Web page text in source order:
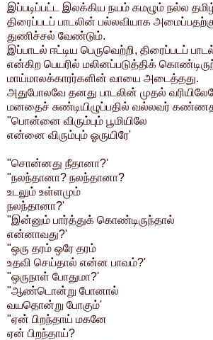
இப்படிப்பட்ட இலக்கிய நயம் கமழும் நல்ல
திரைப்படப் பாடலின் பல்லவியாக
துணிச்சல் வேண்டும்.
இப்பாடல் ஈட்டிய பெருவெற்றி, திரைப்படப்
என்கிற பெயரில் மலினப்படுத்திக்
மாய்மாலக்காரர்களின் வாயை அடைத்தது.
அதுபோலவே தனது பாடலின் முதல்
மனதைச் சுண்டியிழுப்பதில் வல்லவர்
"பொன்னை விரும்பும் பூமியிலே
என்னை விரும்பும் ஓருயிரே'
"சொன்னது நீதானா?'
"நலந்தானா? நலந்தானா?
உடலும் உள்ளமும்
நலந்தானா?'
"இன்னும் பார்த்துக் கொண்டிருந்தால்
என்னாவது?'
"ஒரு தரம் ஒரே தரம்
உதவி செய்தால் என்ன பாவம்?'
"ஒருநாள் போதுமா?'
"ஆண்டொன்று போனால்
வயதொன்று போகும்'
"ஏன் பிறந்தாய் மகனே
ஏன் பிறந்தாய்?